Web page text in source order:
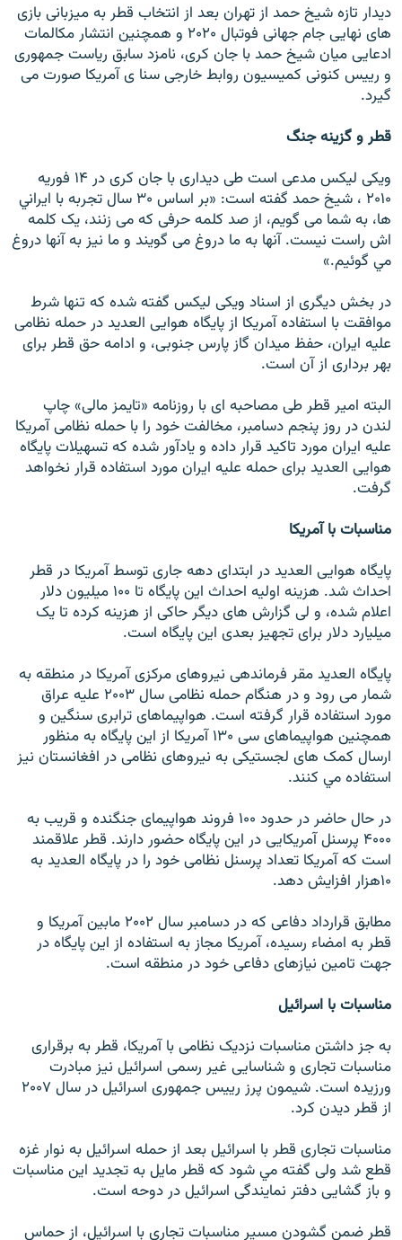
ديدار تازه شيخ حمد از تهران بعد از انتخاب قطر به ميزبانی بازی
های نهايی جام جهانی فوتبال ۲۰۲۰ و همچنين انتشار مکالمات
ادعايی ميان شيخ حمد با جان کری، نامزد سابق رياست جمهوری
و رييس کنونی کميسيون روابط خارجی سنا ی آمريکا صورت می
گيرد.
قطر و گزينه جنگ
ويکی ليکس مدعی است طی ديداری با جان کری در ۱۴ فوريه
۲۰۱۰ ، شيخ حمد گفته است: «بر اساس ۳۰ سال تجربه با ايراني
ها، به شما می گويم، از صد کلمه حرفی که می زنند، يک کلمه
اش راست نيست. آنها به ما دروغ می گويند و ما نيز به آنها دروغ
مي گوئيم.»
در بخش ديگری از اسناد ويکی ليکس گفته شده که تنها شرط
موافقت با استفاده آمريکا از پايگاه هوايی العديد در حمله نظامی
عليه ايران، حفظ ميدان گاز پارس جنوبی، و ادامه حق قطر برای
بهر برداری از آن است.
البته امير قطر طی مصاحبه ای با روزنامه «تايمز مالی» چاپ
لندن در روز پنجم دسامبر، مخالفت خود را با حمله نظامی آمريکا
عليه ايران مورد تاکيد قرار داده و يادآور شده که تسهيلات پايگاه
هوايی العديد برای حمله عليه ايران مورد استفاده قرار نخواهد
گرفت.
مناسبات با آمريکا
پايگاه هوايی العديد در ابتدای دهه جاری توسط آمريکا در قطر
احداث شد. هزينه اوليه احداث اين پايگاه تا ۱۰۰ ميليون دلار
اعلام شده، و لی گزارش های ديگر حاکی از هزينه کرده تا يک
ميليارد دلار برای تجهيز بعدی اين پايگاه است.
پايگاه العديد مقر فرماندهی نيروهای مرکزی آمريکا در منطقه به
شمار می رود و در هنگام حمله نظامی سال ۲۰۰۳ عليه عراق
مورد استفاده قرار گرفته است. هواپيماهای ترابری سنگين و
همچنين هواپيماهای سی ۱۳۰ آمريکا از اين پايگاه به منظور
ارسال کمک های لجستيکی به نيروهای نظامی در افغانستان نيز
استفاده مي کنند.
در حال حاضر در حدود ۱۰۰ فروند هواپيمای جنگنده و قريب به
۴۰۰۰ پرسنل آمريکايی در اين پایگاه حضور دارند. قطر علاقمند
است که آمريکا تعداد پرسنل نظامی خود را در پايگاه العديد به
۱۰هزار افزایش دهد.
مطابق قرارداد دفاعی که در دسامبر سال ۲۰۰۲ مابين آمريکا و
قطر به امضاء رسيده، آمريکا مجاز به استفاده از اين پايگاه در
جهت تامين نيازهای دفاعی خود در منطقه است.
مناسبات با اسرائيل
به جز داشتن مناسبات نزديک نظامی با آمريکا، قطر به برقراری
مناسبات تجاری و شناسايی غير رسمی اسرائيل نيز مبادرت
ورزيده است. شيمون پرز رييس جمهوری اسرائيل در سال ۲۰۰۷
از قطر ديدن کرد.
مناسبات تجاری قطر با اسرائيل بعد از حمله اسرائيل به نوار غزه
قطع شد ولی گفته مي شود که قطر مايل به تجديد اين مناسبات
و باز گشايی دفتر نمايندگی اسرائيل در دوحه است.
قطر ضمن گشودن مسير مناسبات تجاری با اسرائيل، از حماس